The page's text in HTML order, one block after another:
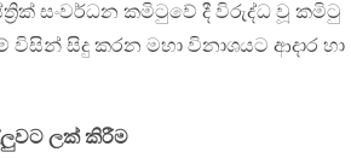
සංවර්ධන කමිටුවේ දී විරුද්ධ වූ කමිටු
විසින් සිදු කරන මහා විනාශයට ආදාර හා
ලක් කිරීම